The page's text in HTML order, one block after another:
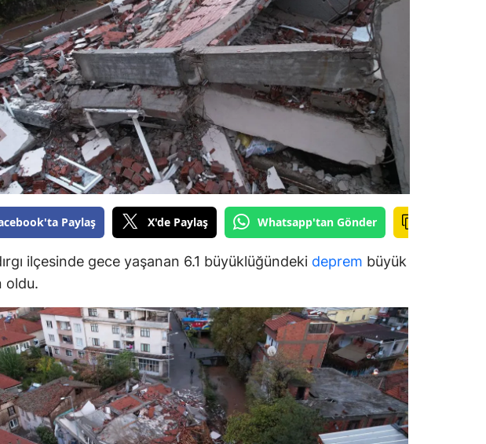
Bilecik
Bingöl
Bitlis
Bolu
Burdur
Bursa
Çanakkale
Çankırı
Çorum
Denizli
Diyarbakır
Edirne
Elazığ
Erzincan
Paylaş X'de Paylaş Whatsapp'tan Gönder
ilçesinde gece yaşanan 6.1 büyüklüğündeki deprem büyük
oldu.